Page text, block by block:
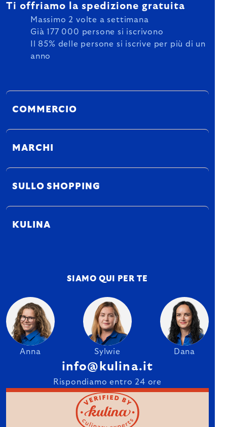
Ti offriamo la spedizione gratuita
Massimo 2 volte a settimana
Già 177 000 persone si iscrivono
Il 85% delle persone si iscrive per più di un
anno
COMMERCIO
MARCHI
SULLO SHOPPING
KULINA
SIAMO QUI PER TE
Anna Sylwie Dana
info@kulina.it
Rispondiamo entro 24 ore